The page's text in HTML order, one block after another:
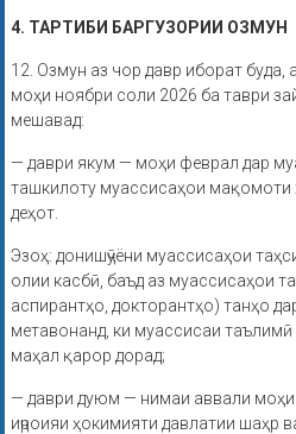
4. ТАРТИБИ БАРГУЗОРИИ ОЗМУН
12. Озмун аз чор давр иборат буда,
моҳи ноябри соли 2026 ба таври
мешавад:
— даври якум — моҳи феврал дар
ташкилоту муассисаҳои мақомоти
деҳот.
Эзоҳ: донишҷӯёни муассисаҳои
олии касбӣ, баъд аз муассисаҳои
аспирантҳо, докторантҳо) танҳо
метавонанд, ки муассисаи
маҳал қарор дорад;
— даври дуюм — нимаи аввали
иҷроияи ҳокимияти давлатии шаҳр